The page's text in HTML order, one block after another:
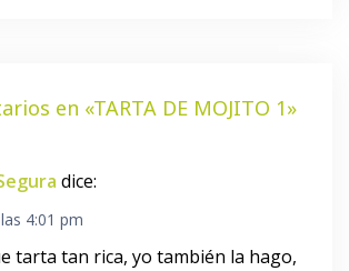
en «TARTA DE MOJITO 1»
dice:
4:01 pm
tarta tan rica, yo también la hago,